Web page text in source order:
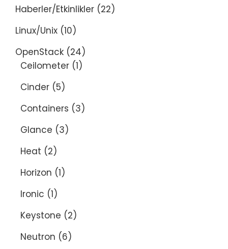
Haberler/Etkinlikler (22)
Linux/Unix (10)
OpenStack (24)
Ceilometer (1)
Cinder (5)
Containers (3)
Glance (3)
Heat (2)
Horizon (1)
Ironic (1)
Keystone (2)
Neutron (6)